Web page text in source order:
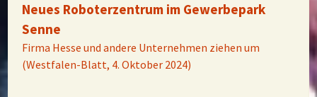
Neues Roboterzentrum im Gewerbepark
Senne
Firma Hesse und andere Unternehmen ziehen um
(Westfalen-Blatt, 4. Oktober 2024)